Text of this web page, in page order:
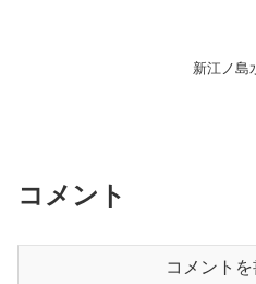
新江ノ島
コメント
コメント